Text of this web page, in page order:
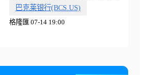
巴克莱银行(BCS.US)
格隆匯 07-14 19:00